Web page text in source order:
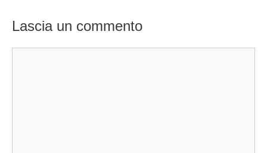
Lascia un commento